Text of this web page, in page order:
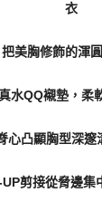
衣
美胸修飾的渾
水QQ襯墊，柔
心凸顯胸型深邃
剪接從脅邊集